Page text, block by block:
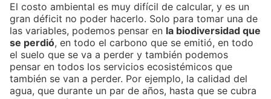
El costo ambiental es muy difícil de calcular, y es un
gran déficit no poder hacerlo. Solo para tomar una de
las variables, podemos pensar en la biodiversidad que
se perdió, en todo el carbono que se emitió, en todo
el suelo que se va a perder y también podemos
pensar en todos los servicios ecosistémicos que
también se van a perder. Por ejemplo, la calidad del
agua, que durante un par de años, hasta que se cubra